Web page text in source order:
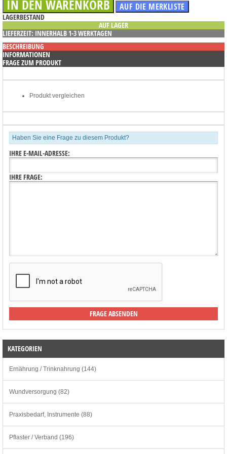
LAGERBESTAND
AUF LAGER
LIEFERZEIT: INNERHALB 1-3 WERKTAGEN
BESCHREIBUNG
INFORMATIONEN
FRAGE ZUM PRODUKT
Produkt vergleichen
Haben Sie eine Frage zu diesem Produkt?
IHRE E-MAIL-ADRESSE:
IHRE FRAGE:
KATEGORIEN
Ernährung / Trinknahrung (144)
Wundversorgung (82)
Praxisbedarf, Instrumente (88)
Pflaster / Verband (196)